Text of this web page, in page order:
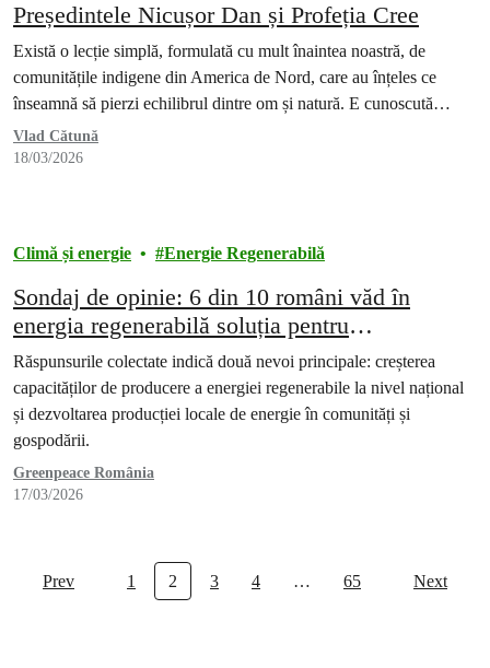
Președintele Nicușor Dan și Profeția Cree
Există o lecție simplă, formulată cu mult înaintea noastră, de
comunitățile indigene din America de Nord, care au înțeles ce
înseamnă să pierzi echilibrul dintre om și natură. E cunoscută…
Vlad Cătună
18/03/2026
Climă și energie Energie Regenerabilă
Sondaj de opinie: 6 din 10 români văd în
energia regenerabilă soluția pentru
independența energetică a României
Răspunsurile colectate indică două nevoi principale: creșterea
capacităților de producere a energiei regenerabile la nivel național
și dezvoltarea producției locale de energie în comunități și
gospodării.
Greenpeace România
17/03/2026
Prev 1 2 3 4 … 65 Next